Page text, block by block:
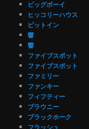
ビッグボーイ
ヒッコリーハウス
ピットイン
響
響
ファイブスポット
ファイブスポット
ファミリー
ファンキー
フィフティー
ブラウニー
ブラックホーク
フラッシュ